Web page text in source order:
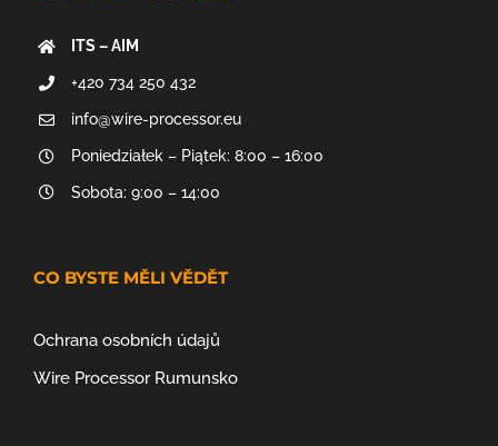
ITS – AIM
+420 734 250 432
info@wire-processor.eu
Poniedziałek – Piątek: 8:00 – 16:00
Sobota: 9:00 – 14:00
CO BYSTE MĚLI VĚDĚT
Ochrana osobních údajů
Wire Processor Rumunsko